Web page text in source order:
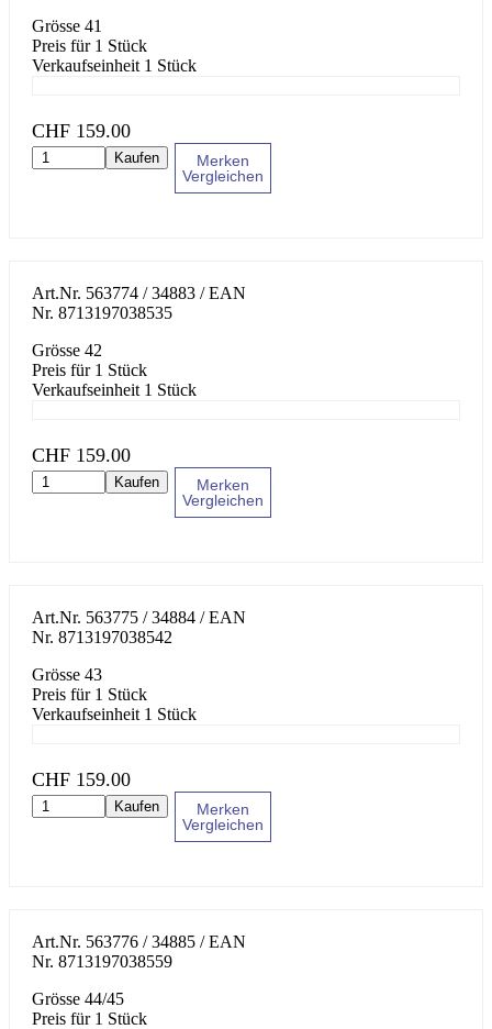
Grösse 41
Preis für 1 Stück
Verkaufseinheit 1 Stück
CHF 159.00
Kaufen
Merken
Vergleichen
Art.Nr. 563774 / 34883 / EAN
Nr. 8713197038535
Grösse 42
Preis für 1 Stück
Verkaufseinheit 1 Stück
CHF 159.00
Kaufen
Merken
Vergleichen
Art.Nr. 563775 / 34884 / EAN
Nr. 8713197038542
Grösse 43
Preis für 1 Stück
Verkaufseinheit 1 Stück
CHF 159.00
Kaufen
Merken
Vergleichen
Art.Nr. 563776 / 34885 / EAN
Nr. 8713197038559
Grösse 44/45
Preis für 1 Stück